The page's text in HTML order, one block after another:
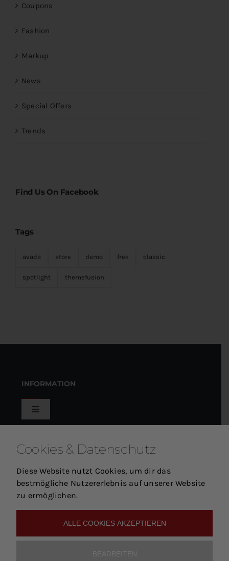
Coupons
Fashion
Markup
News
Special Offers
Trends
Find Us On Facebook
Tags
avada store demo free classic
spotlight themefusion
INFORMATION
Toggle
Navigation
Impressum
Allgemeine Geschäftsbedingungen
Widerruf
KUNDENSERVICE
Toggle
Navigation
Mein Warenkorb
SCHLAGWÖRTER
Cookies & Datenschutz
Diese Website nutzt Cookies, um dir das
bestmögliche Nutzererlebnis auf unserer Website
zu ermöglichen.
ALLE COOKIES AKZEPTIEREN